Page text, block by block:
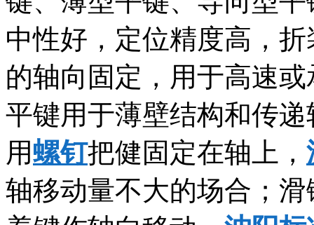
中性好，定位精度高，
的轴向固定，用于高速
平键用于薄壁结构和传
用螺钉把健固定在轴上，
轴移动量不大的场合；